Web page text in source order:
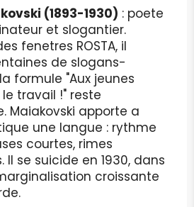
(1893-1930) : poete
et slogantier.
fenetres ROSTA, il
de slogans-
formule "Aux jeunes
travail !" reste
Maiakovski apporte a
une langue : rythme
courtes, rimes
se suicide en 1930, dans
croissante